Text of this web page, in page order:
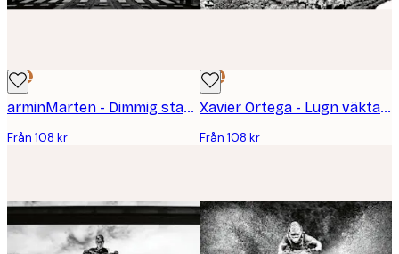
DEAL
arminMarten - Dimmig stadsbro Poster
Från 108 kr
DEAL
Xavier Ortega - Lugn väktande leopard poster
Från 108 kr